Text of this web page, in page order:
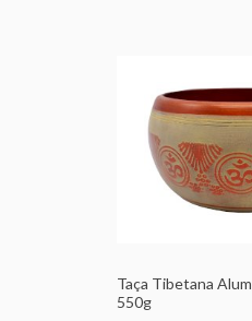
Taça Tibetana
550g